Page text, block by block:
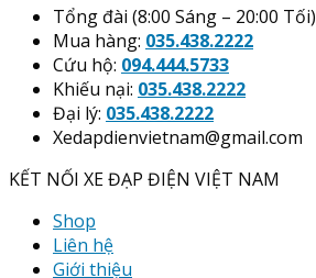
Tổng đài (8:00 Sáng – 20:00 Tối)
Mua hàng: 035.438.2222
Cứu hộ: 094.444.5733
Khiếu nại: 035.438.2222
Đại lý: 035.438.2222
Xedapdienvietnam@gmail.com
KẾT NỐI XE ĐẠP ĐIỆN VIỆT NAM
Shop
Liên hệ
Giới thiệu